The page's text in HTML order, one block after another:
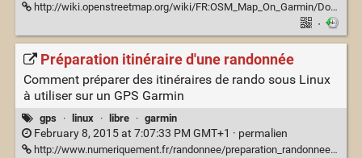
http://wiki.openstreetmap.org/wiki/FR:OSM_Map_On_Garmin/Download#Pays_d.27Europe_s.C3.A9par.C3.A9s
·
Préparation itinéraire d'une randonnée
Comment préparer des itinéraires de rando sous Linux
à utiliser sur un GPS Garmin
gps · linux · libre · garmin
February 8, 2015 at 7:07:33 PM GMT+1 · permalien
http://www.numeriquement.fr/randonnee/preparation_randonnees.php